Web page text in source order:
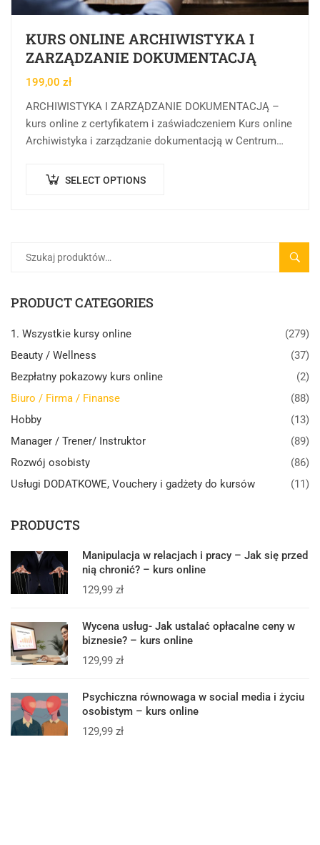
KURS ONLINE ARCHIWISTYKA I
ZARZĄDZANIE DOKUMENTACJĄ
199,00 zł
ARCHIWISTYKA I ZARZĄDZANIE DOKUMENTACJĄ –
kurs online z certyfikatem i zaświadczeniem Kurs online
Archiwistyka i zarządzanie dokumentacją w Centrum
celem jest przekazanie…
SELECT OPTIONS
PRODUCT CATEGORIES
1. Wszystkie kursy online
(279)
Beauty / Wellness
(37)
Bezpłatny pokazowy kurs online
(2)
Biuro / Firma / Finanse
(88)
Hobby
(13)
Manager / Trener/ Instruktor
(89)
Rozwój osobisty
(86)
Usługi DODATKOWE, Vouchery i gadżety do kursów
(11)
PRODUCTS
Manipulacja w relacjach i pracy – Jak się przed
nią chronić? – kurs online
129,99 zł
Wycena usług- Jak ustalać opłacalne ceny w
biznesie? – kurs online
129,99 zł
Psychiczna równowaga w social media i życiu
osobistym – kurs online
129,99 zł